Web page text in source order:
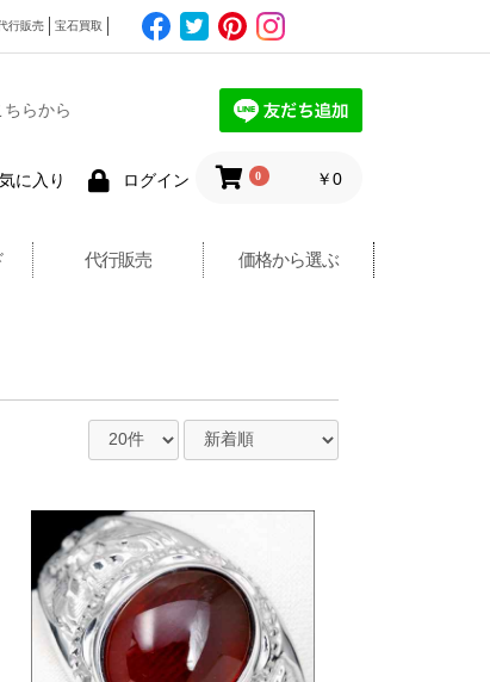
行販売 宝石買取
らから
に入り ログイン 0 ￥0
代行販売 価格から選ぶ